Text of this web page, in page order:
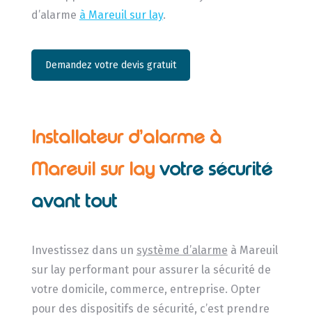
d’alarme à Mareuil sur lay.
Demandez votre devis gratuit
Installateur d’alarme à
Mareuil sur lay votre sécurité
avant tout
Investissez dans un système d’alarme à Mareuil
sur lay performant pour assurer la sécurité de
votre domicile, commerce, entreprise. Opter
pour des dispositifs de sécurité, c’est prendre